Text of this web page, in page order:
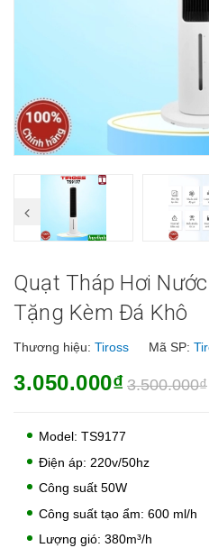
Quạt Tháp Hơi
Tặng Kèm Đá Khô
Thương hiệu: Tiross Mã SP:
3.050.000₫ 3.500.000₫
Model: TS9177
Điện áp: 220v/50hz
Công suất 50W
Công suất tạo ẩm: 600 ml/h
Lượng gió: 380m³/h